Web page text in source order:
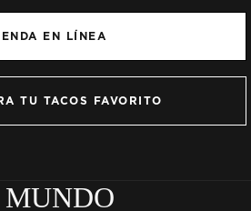
EN LÍNEA
TU TACOS FAVORITO
MUNDO